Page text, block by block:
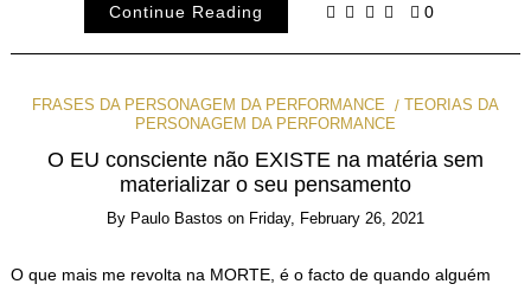
Continue Reading 0
FRASES DA PERSONAGEM DA PERFORMANCE
TEORIAS DA
PERSONAGEM DA PERFORMANCE
O EU consciente não EXISTE na matéria sem
materializar o seu pensamento
By Paulo Bastos on Friday, February 26, 2021
O que mais me revolta na MORTE, é o facto de quando alguém